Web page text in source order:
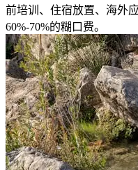
前培训、住宿放置、海外
60%-70%的糊口费。